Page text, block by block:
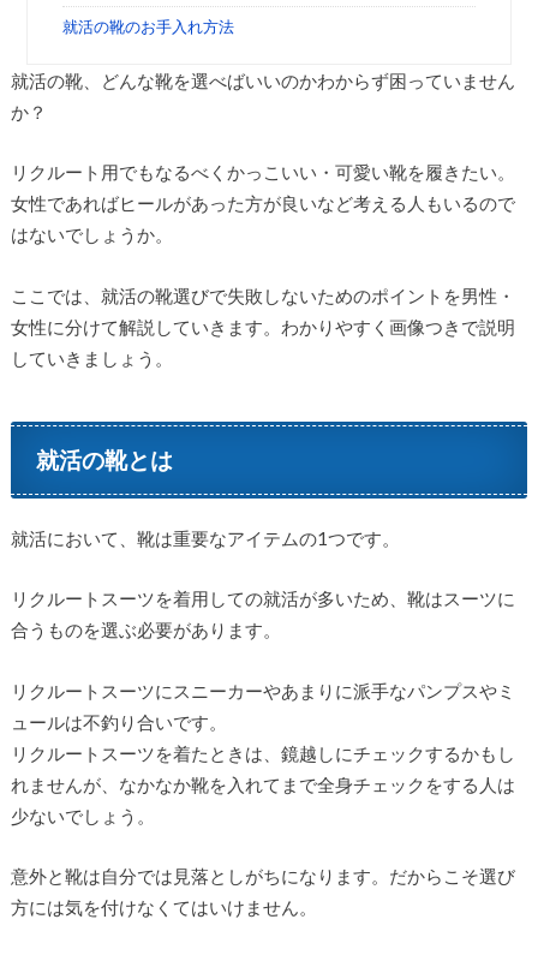
就活の靴のお手入れ方法
就活の靴、どんな靴を選べばいいのかわからず困っていません
か？
リクルート用でもなるべくかっこいい・可愛い靴を履きたい。
女性であればヒールがあった方が良いなど考える人もいるので
はないでしょうか。
ここでは、就活の靴選びで失敗しないためのポイントを男性・
女性に分けて解説していきます。わかりやすく画像つきで説明
していきましょう。
就活の靴とは
就活において、靴は重要なアイテムの1つです。
リクルートスーツを着用しての就活が多いため、靴はスーツに
合うものを選ぶ必要があります。
リクルートスーツにスニーカーやあまりに派手なパンプスやミ
ュールは不釣り合いです。
リクルートスーツを着たときは、鏡越しにチェックするかもし
れませんが、なかなか靴を入れてまで全身チェックをする人は
少ないでしょう。
意外と靴は自分では見落としがちになります。だからこそ選び
方には気を付けなくてはいけません。